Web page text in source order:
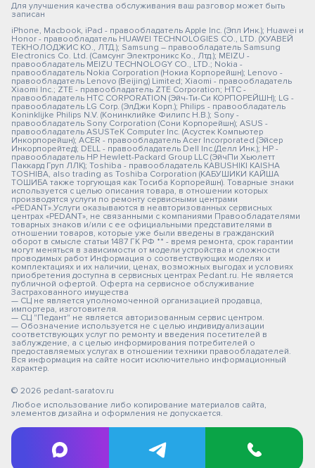
Для улучшения качества обслуживания ваш разговор может быть
записан
iPhone, Macbook, iPad - правообладатель Apple Inc. (Эпл Инк.); Huawei и
Honor - правообладатель HUAWEI TECHNOLOGIES CO., LTD. (ХУАВЕЙ
ТЕКНОЛОДЖИС КО., ЛТД.); Samsung – правообладатель Samsung
Electronics Co. Ltd. (Самсунг Электроникс Ко., Лтд.); MEIZU -
правообладатель MEIZU TECHNOLOGY CO., LTD.; Nokia -
правообладатель Nokia Corporation (Нокиа Корпорейшн); Lenovo -
правообладатель Lenovo (Beijing) Limited; Xiaomi - правообладатель
Xiaomi Inc.; ZTE - правообладатель ZTE Corporation; HTC -
правообладатель HTC CORPORATION (Эйч-Ти-Си КОРПОРЕЙШН); LG -
правообладатель LG Corp. (ЭлДжи Корп.); Philips - правообладатель
Koninklijke Philips N.V. (Конинклийке Филипс Н.В.); Sony -
правообладатель Sony Corporation (Сони Корпорейшн); ASUS -
правообладатель ASUSTeK Computer Inc. (Асустек Компьютер
Инкорпорейшн); ACER - правообладатель Acer Incorporated (Эйсер
Инкорпорейтед); DELL - правообладатель Dell Inc.(Делл Инк.); HP -
правообладатель HP Hewlett-Packard Group LLC (ЭйчПи Хьюлетт
Паккард Груп ЛЛК); Toshiba - правообладатель KABUSHIKI KAISHA
TOSHIBA, also trading as Toshiba Corporation (КАБУШИКИ КАЙША
ТОШИБА также торгующая как Тосиба Корпорейшн). Товарные знаки
используется с целью описания товара, в отношении которых
производятся услуги по ремонту сервисными центрами
«PEDANT».Услуги оказываются в неавторизованных сервисных
центрах «PEDANT», не связанными с компаниями Правообладателями
товарных знаков и/или с ее официальными представителями в
отношении товаров, которые уже были введены в гражданский
оборот в смысле статьи 1487 ГК РФ ** - время ремонта, срок гарантии
могут меняться в зависимости от модели устройства и сложности
проводимых работ Информация о соответствующих моделях и
комплектациях и их наличии, ценах, возможных выгодах и условиях
приобретения доступна в сервисных центрах Pedant.ru. Не является
публичной офертой. Оферта на сервисное обслуживание
Застрахованного имущества
— СЦ не является уполномоченной организацией продавца,
импортера, изготовителя.
— СЦ "Педант" не является авторизованным сервис центром.
— Обозначение используется не с целью индивидуализации
соответствующих услуг по ремонту и введения посетителей в
заблуждение, а с целью информирования потребителей о
предоставляемых услугах в отношении техники правообладателей.
Вся информация на сайте носит исключительно информационный
характер.
© 2026 pedant-saratov.ru
Любое использование либо копирование материалов сайта,
элементов дизайна и оформления не допускается.